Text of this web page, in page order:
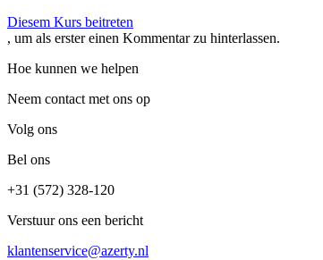
Diesem Kurs beitreten
, um als erster einen Kommentar zu hinterlassen.
Hoe kunnen we helpen
Neem contact met ons op
Volg ons
Bel ons
+31 (572) 328-120
Verstuur ons een bericht
klantenservice@azerty.nl